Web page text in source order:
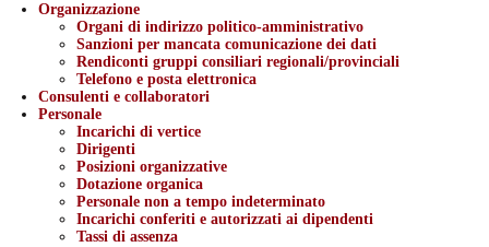
Organizzazione
Organi di indirizzo politico-amministrativo
Sanzioni per mancata comunicazione dei dati
Rendiconti gruppi consiliari regionali/provinciali
Telefono e posta elettronica
Consulenti e collaboratori
Personale
Incarichi di vertice
Dirigenti
Posizioni organizzative
Dotazione organica
Personale non a tempo indeterminato
Incarichi conferiti e autorizzati ai dipendenti
Tassi di assenza